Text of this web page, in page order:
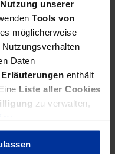
Nutzung unserer
Tools von
möglicherweise
Daten
enthält
Liste aller Cookies
zu verwalten,
Kommunikation
Gesprächskultur
beeinflusst.